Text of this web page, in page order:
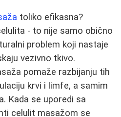
toliko efikasna?
- to nije samo obično
problem koji nastaje
vezivno tkivo.
pomaže razbijanju tih
krvi i limfe, a samim
Kada se uporedi sa
celulit masažom se